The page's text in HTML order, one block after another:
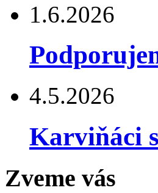
1.6.2026
4.5.2026
Karviňáci
Zveme vás